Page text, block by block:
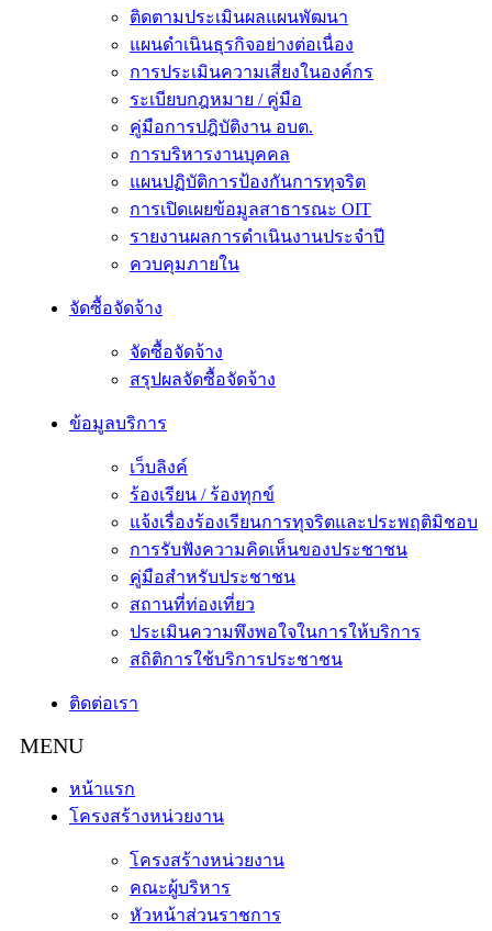
ติดตามประเมินผลแผนพัฒนา
แผนดำเนินธุรกิจอย่างต่อเนื่อง
การประเมินความเสี่ยงในองค์กร
ระเบียบกฎหมาย / คู่มือ
คู่มือการปฎิบัติงาน อบต.
การบริหารงานบุคคล
แผนปฏิบัติการป้องกันการทุจริต
การเปิดเผยข้อมูลสาธารณะ OIT
รายงานผลการดำเนินงานประจำปี
ควบคุมภายใน
จัดซื้อจัดจ้าง
จัดซื้อจัดจ้าง
สรุปผลจัดซื้อจัดจ้าง
ข้อมูลบริการ
เว็บลิงค์
ร้องเรียน / ร้องทุกข์
แจ้งเรื่องร้องเรียนการทุจริตและประพฤติมิชอบ
การรับฟังความคิดเห็นของประชาชน
คู่มือสำหรับประชาชน
สถานที่ท่องเที่ยว
ประเมินความพึงพอใจในการให้บริการ
สถิติการใช้บริการประชาชน
ติดต่อเรา
หน้าแรก
โครงสร้างหน่วยงาน
โครงสร้างหน่วยงาน
คณะผู้บริหาร
หัวหน้าส่วนราชการ